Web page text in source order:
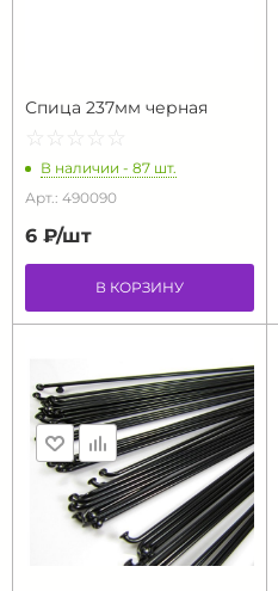
Спица 237мм черная
☆ ☆ ☆ ☆ ☆
★ ★ ★ ★ ★
В наличии - 87 шт.
Арт.: 490090
6 ₽/шт
В КОРЗИНУ